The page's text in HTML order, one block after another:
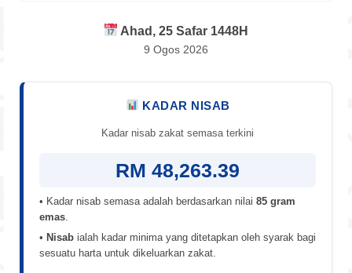
Ahad, 25 Safar 1448H
9 Ogos 2026
KADAR NISAB
Kadar nisab zakat semasa terkini
RM 48,263.39
• Kadar nisab semasa adalah berdasarkan nilai 85 gram
emas
• Nisab ialah kadar minima yang ditetapkan oleh syarak bagi
sesuatu harta untuk dikeluarkan zakat.